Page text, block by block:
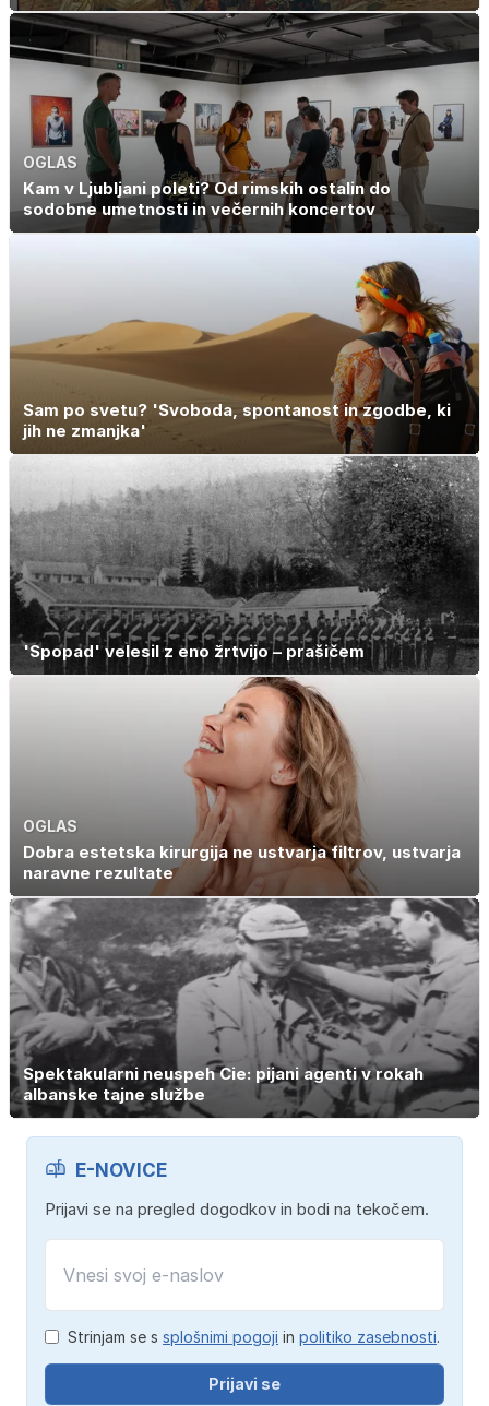
OGLAS
Kam v Ljubljani poleti? Od rimskih ostalin do
sodobne umetnosti in večernih koncertov
Sam po svetu? 'Svoboda, spontanost in zgodbe, ki
jih ne zmanjka'
'Spopad' velesil z eno žrtvijo – prašičem
OGLAS
Dobra estetska kirurgija ne ustvarja filtrov, ustvarja
naravne rezultate
Spektakularni neuspeh Cie: pijani agenti v rokah
albanske tajne službe
E-NOVICE
Prijavi se na pregled dogodkov in bodi na tekočem.
Strinjam se s splošnimi pogoji in politiko zasebnosti.
Prijavi se